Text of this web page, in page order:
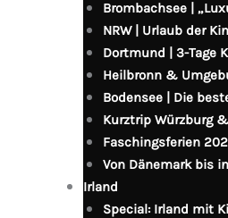
Brombachsee |
NRW | Urlaub der
Dortmund | 3-Tage
Heilbronn &
Bodensee | Die
Kurztrip Würzburg
Faschingsferien
Von Dänemark bis
Irland
Special: Irland mit